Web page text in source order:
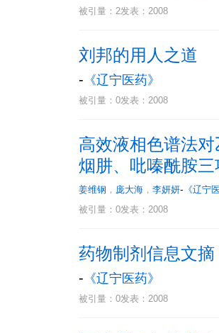
被引量：2发表：2008
刘邦的用人之道
- 《辽宁医药》
被引量：0发表：2008
高效液相色谱法
烟肼、吡嗪酰胺
姜维钢 ， 庞大海 ， 李妍妍- 《辽宁
被引量：0发表：2008
药物制剂信息文摘
- 《辽宁医药》
被引量：0发表：2008